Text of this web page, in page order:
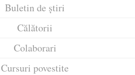
Buletin de știri
Călătorii
Colaborari
Cursuri povestite